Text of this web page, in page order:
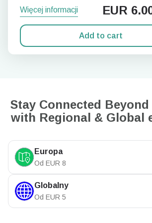
Więcej informacji EUR
Add to cart
Stay Connected
with Regional & Global
Europa
Od EUR 8
Globalny
Od EUR 5